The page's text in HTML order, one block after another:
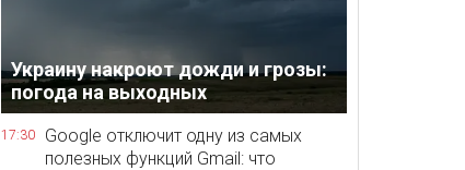
Украину накроют дожди и грозы:
погода на выходных
17:30
Google отключит одну из самых
полезных функций Gmail: что